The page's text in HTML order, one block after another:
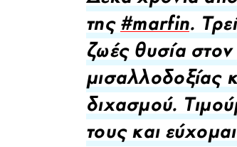
της #marfin.
ζωές θυσία
μισαλλοδοξίας
διχασμού.
τους και